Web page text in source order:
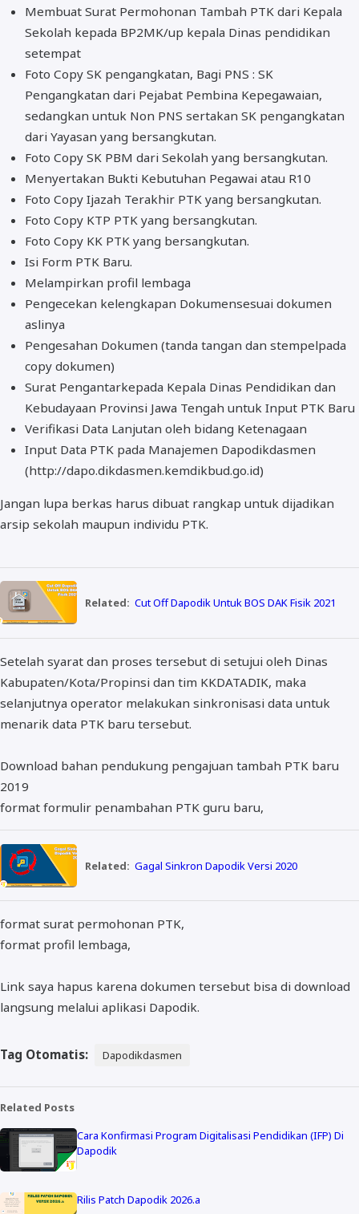
Membuat Surat Permohonan Tambah PTK dari Kepala
Sekolah kepada BP2MK/up kepala Dinas pendidikan
setempat
Foto Copy SK pengangkatan, Bagi PNS : SK
Pengangkatan dari Pejabat Pembina Kepegawaian,
sedangkan untuk Non PNS sertakan SK pengangkatan
dari Yayasan yang bersangkutan.
Foto Copy SK PBM dari Sekolah yang bersangkutan.
Menyertakan Bukti Kebutuhan Pegawai atau R10
Foto Copy Ijazah Terakhir PTK yang bersangkutan.
Foto Copy KTP PTK yang bersangkutan.
Foto Copy KK PTK yang bersangkutan.
Isi Form PTK Baru.
Melampirkan profil lembaga
Pengecekan kelengkapan Dokumensesuai dokumen
aslinya
Pengesahan Dokumen (tanda tangan dan stempelpada
copy dokumen)
Surat Pengantarkepada Kepala Dinas Pendidikan dan
Kebudayaan Provinsi Jawa Tengah untuk Input PTK Baru
Verifikasi Data Lanjutan oleh bidang Ketenagaan
Input Data PTK pada Manajemen Dapodikdasmen
(http://dapo.dikdasmen.kemdikbud.go.id)
Jangan lupa berkas harus dibuat rangkap untuk dijadikan
arsip sekolah maupun individu PTK.
Related: Cut Off Dapodik Untuk BOS DAK Fisik 2021
Setelah syarat dan proses tersebut di setujui oleh Dinas
Kabupaten/Kota/Propinsi dan tim KKDATADIK, maka
selanjutnya operator melakukan sinkronisasi data untuk
menarik data PTK baru tersebut.
Download bahan pendukung pengajuan tambah PTK baru
2019
format formulir penambahan PTK guru baru,
Related: Gagal Sinkron Dapodik Versi 2020
format surat permohonan PTK,
format profil lembaga,
Link saya hapus karena dokumen tersebut bisa di download
langsung melalui aplikasi Dapodik.
Tag Otomatis: Dapodikdasmen
Related Posts
Cara Konfirmasi Program Digitalisasi Pendidikan (IFP) Di
Dapodik
Rilis Patch Dapodik 2026.a